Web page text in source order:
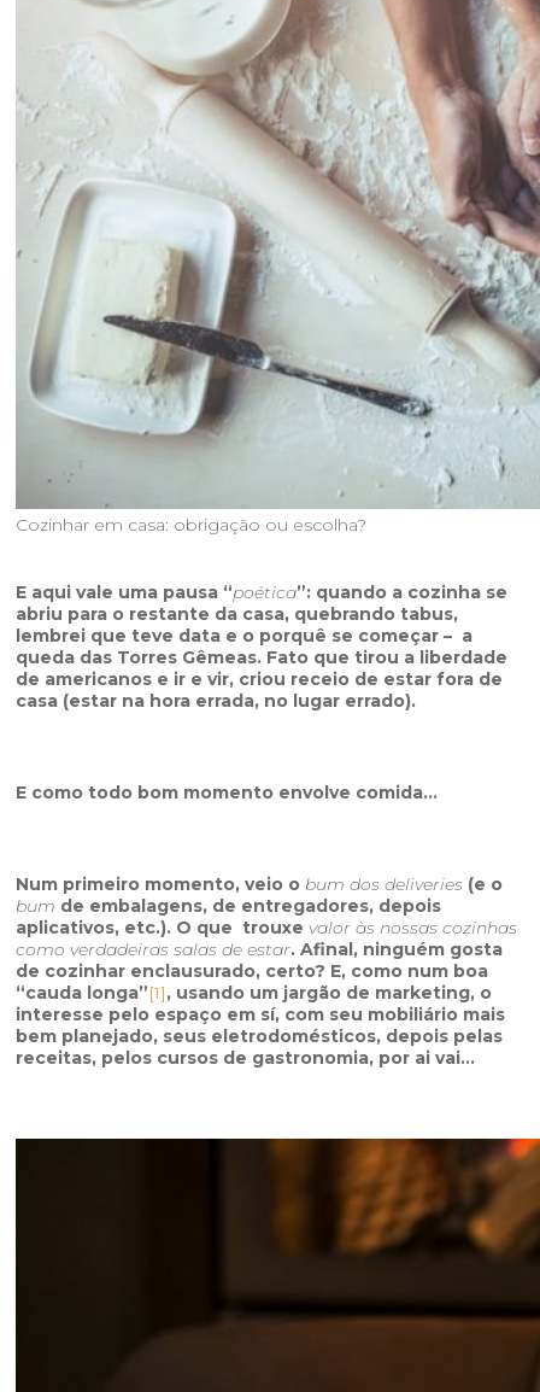
Cozinhar em casa: obrigação ou escolha?
E aqui vale uma pausa “poética”: quando a cozinha se
abriu para o restante da casa, quebrando tabus,
lembrei que teve data e o porquê se começar – a
queda das Torres Gêmeas. Fato que tirou a liberdade
de americanos e ir e vir, criou receio de estar fora de
casa (estar na hora errada, no lugar errado).
E como todo bom momento envolve comida…
Num primeiro momento, veio obum dos deliveries (e o
bum de embalagens, de entregadores, depois
aplicativos, etc.). O que trouxe valor às nossas cozinhas
como verdadeiras salas de estar. Afinal, ninguém gosta
de cozinhar enclausurado, certo? E, como num boa
“cauda longa”[1], usando um jargão de marketing, o
interesse pelo espaço em sí, com seu mobiliário mais
bem planejado, seus eletrodomésticos, depois pelas
receitas, pelos cursos de gastronomia, por ai vai…